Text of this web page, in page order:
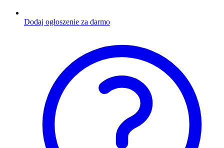
Dodaj ogłoszenie za darmo